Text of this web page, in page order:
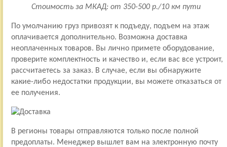
Стоимость за МКАД: от 350-500 р./10 км пути
По умолчанию груз привозят к подъеду, подъем на этаж
оплачивается дополнительно. Возможна доставка
неоплаченных товаров. Вы лично примете оборудование,
проверите комплектность и качество и, если вас все устроит,
рассчитаетесь за заказ. В случае, если вы обнаружите
какие-либо недостатки продукции, вы можете отказаться от
ее получения.
В регионы товары отправляются только после полной
предоплаты. Менеджер вышлет вам на электронную почту